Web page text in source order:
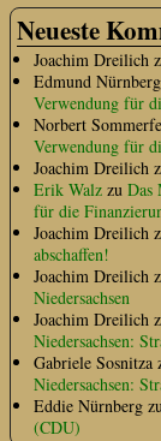
Neueste
Joachim Dreilich
Edmund Nürnberg
Verwendung für
Norbert
Verwendung für
Joachim Dreilich
Erik Walz zu Das
für die
Joachim Dreilich
abschaffen!
Joachim Dreilich
Niedersachsen
Joachim Dreilich
Niedersachsen:
Gabriele Sosnitza
Niedersachsen:
Eddie Nürnberg
(CDU)